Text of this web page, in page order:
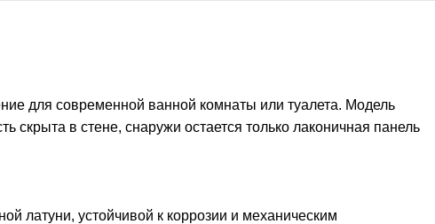
для современной ванной комнаты или туалета. Модель
скрыта в стене, снаружи остается только лаконичная панель
латуни, устойчивой к коррозии и механическим